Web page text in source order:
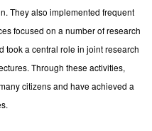
They also implemented frequent
focused on a number of research
took a central role in joint research
Through these activities,
citizens and have achieved a